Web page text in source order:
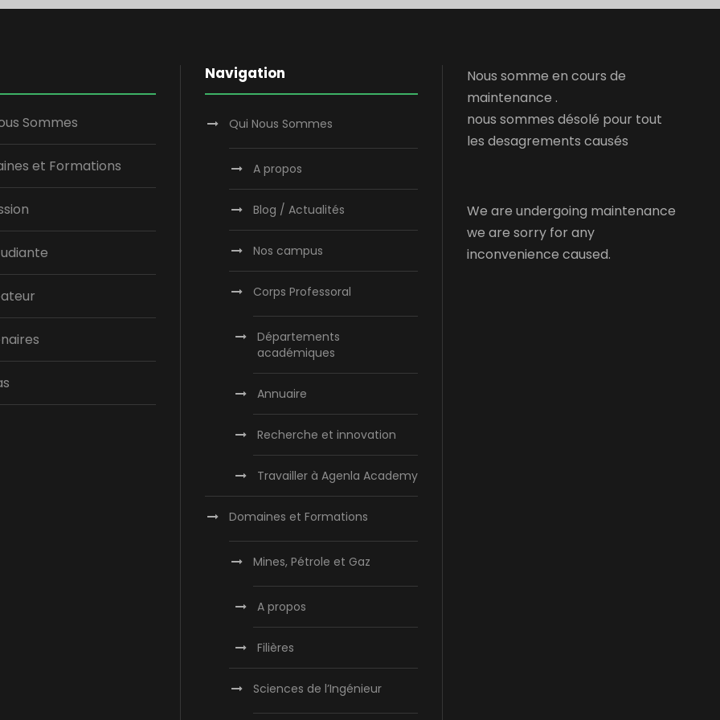
Sommes
et Formations
Navigation
Qui Nous Sommes
A propos
Blog / Actualités
Nos campus
Corps Professoral
Départements
académiques
Annuaire
Recherche et innovation
Travailler à Agenla Academy
Domaines et Formations
Mines, Pétrole et Gaz
A propos
Filières
Sciences de l’Ingénieur
Nous somme en cours de
maintenance .
nous sommes désolé pour tout
les desagrements causés
We are undergoing maintenance
we are sorry for any
inconvenience caused.